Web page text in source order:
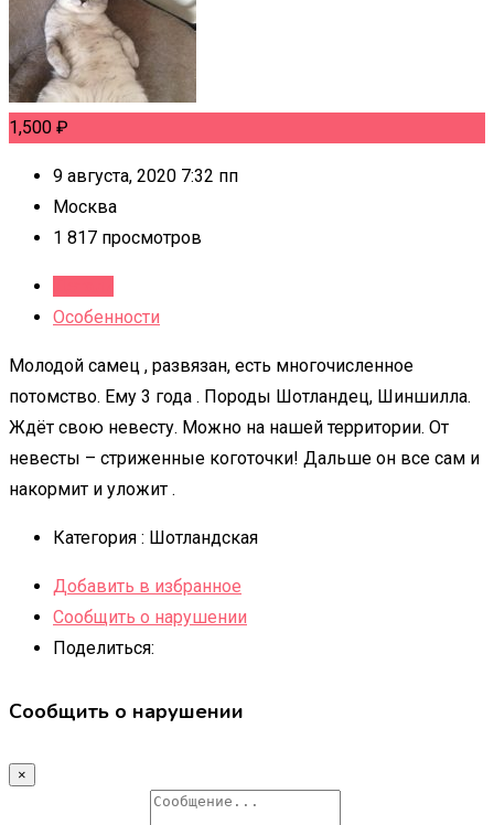
1,500 ₽
9 августа, 2020 7:32 пп
Москва
1 817 просмотров
Особенности
Молодой самец , развязан, есть многочисленное
потомство. Ему 3 года . Породы Шотландец, Шиншилла.
Ждёт свою невесту. Можно на нашей территории. От
невесты – стриженные коготочки! Дальше он все сам и
накормит и уложит .
Категория : Шотландская
Добавить в избранное
Сообщить о нарушении
Поделиться:
Сообщить о нарушении
×